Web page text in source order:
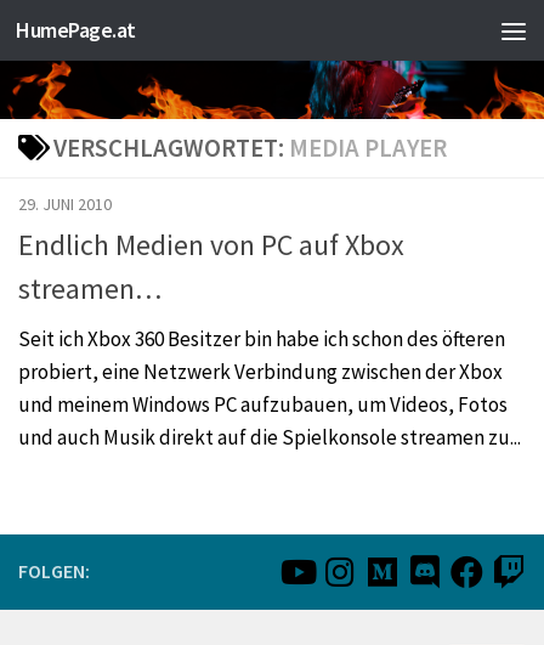
Zum Inhalt springen
HumePage.at
VERSCHLAGWORTET: MEDIA PLAYER
29. JUNI 2010
Endlich Medien von PC auf Xbox
streamen…
Seit ich Xbox 360 Besitzer bin habe ich schon des öfteren
probiert, eine Netzwerk Verbindung zwischen der Xbox
und meinem Windows PC aufzubauen, um Videos, Fotos
und auch Musik direkt auf die Spielkonsole streamen zu...
FOLGEN: